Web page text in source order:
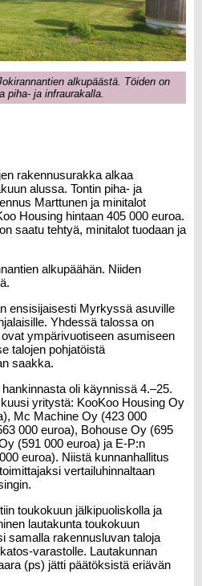
alkupäästä. Töiden on
piha- ja infraurakalla.
rakennusurakka alkaa
alussa. Tontin piha- ja
Marttunen ja minitalot
Housing hintaan 405 000 euroa.
saatu tehtyä, minitalot tuodaan ja
alkupäähän. Niiden
ensisijaisesti Myrkyssä asuville
Yhdessä talossa on
ympärivuotiseen asumiseen
talojen pohjatöistä
saakka.
hankinnasta oli käynnissä 4.–25.
yritystä: KooKoo Housing Oy
Mc Machine Oy (423 000
000 euroa), Bohouse Oy (695
(591 000 euroa) ja E-P:n
euroa). Niistä kunnanhallitus
vertailuhinnaltaan
toukokuun jälkipuoliskolla ja
lautakunta toukokuun
samalla rakennusluvan taloja
varastolle. Lautakunnan
(ps) jätti päätöksistä eriävän